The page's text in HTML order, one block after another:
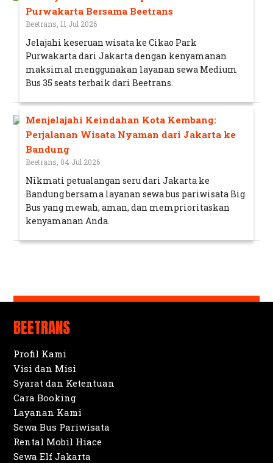
Purwakarta Bersama Beetrans
Beetrans, 11 Jul 2026
Jelajahi keseruan wisata ke Cikao Park
Purwakarta dari Jakarta dengan kenyamanan
maksimal menggunakan layanan sewa Medium
Bus 35 seats terbaik dari Beetrans.
Menjelajahi Keindahan Kota Kembang:
Perjalanan Wisata Nyaman dari Jakarta ke
Bandung
Beetrans, 04 Jul 2026
Nikmati petualangan seru dari Jakarta ke
Bandung bersama layanan sewa bus pariwisata Big
Bus yang mewah, aman, dan memprioritaskan
kenyamanan Anda.
BEETRANS
Profil Kami
Visi dan Misi
Syarat dan Ketentuan
Cara Booking
Layanan Kami
Sewa Bus Pariwisata
Rental Mobil Hiace
Sewa Elf Jakarta